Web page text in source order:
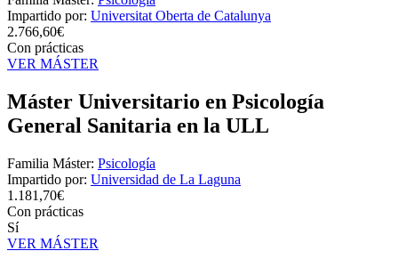
Impartido por: Universitat Oberta de Catalunya
2.766,60€
Con prácticas
VER MÁSTER
Máster Universitario en Psicología
General Sanitaria en la ULL
Familia Máster: Psicología
Impartido por: Universidad de La Laguna
1.181,70€
Con prácticas
Sí
VER MÁSTER